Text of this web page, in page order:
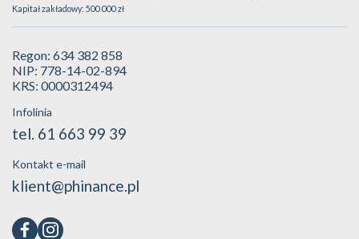
Kapitał zakładowy: 500 000 zł
Regon: 634 382 858
NIP: 778-14-02-894
KRS: 0000312494
Infolinia
tel. 61 663 99 39
Kontakt e-mail
klient@phinance.pl